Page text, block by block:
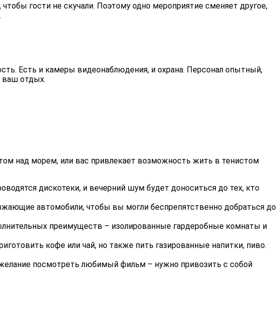
гости не скучали. Поэтому одно мероприятие сменяет другое,
Есть и камеры видеонаблюдения, и охрана. Персонал опытный,
ваш отдых.
над морем, или вас привлекает возможность жить в тенистом
дискотеки, и вечерний шум будет доноситься до тех, кто
автомобили, чтобы вы могли беспрепятственно добраться до
преимуществ – изолированные гардеробные комнаты и
кофе или чай, но также пить газированные напитки, пиво.
посмотреть любимый фильм – нужно привозить с собой